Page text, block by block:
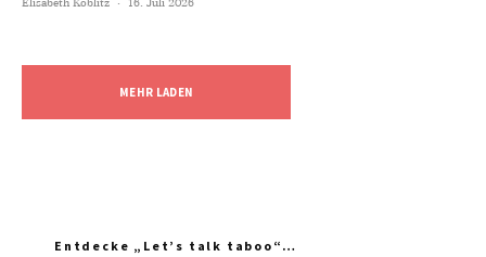
MEHR LADEN
Entdecke „Let’s talk taboo“…